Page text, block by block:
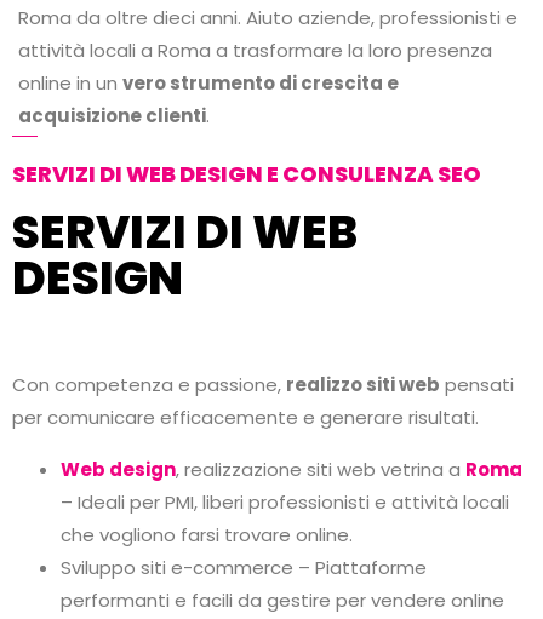
Roma da oltre dieci anni. Aiuto aziende, professionisti e
attività locali a Roma a trasformare la loro presenza
online in un vero strumento di crescita e
acquisizione clienti.
SERVIZI DI WEB DESIGN E CONSULENZA SEO
SERVIZI DI WEB
DESIGN
Con competenza e passione, realizzo siti web pensati
per comunicare efficacemente e generare risultati.
Web design, realizzazione siti web vetrina a Roma
– Ideali per PMI, liberi professionisti e attività locali
che vogliono farsi trovare online.
Sviluppo siti e-commerce – Piattaforme
performanti e facili da gestire per vendere online